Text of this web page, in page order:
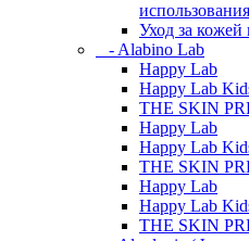
Уход за кожей
- Alabino Lab
Happy Lab
Happy Lab
THE SKIN
Happy Lab
Happy Lab
THE SKIN
Happy Lab
Happy Lab
THE SKIN